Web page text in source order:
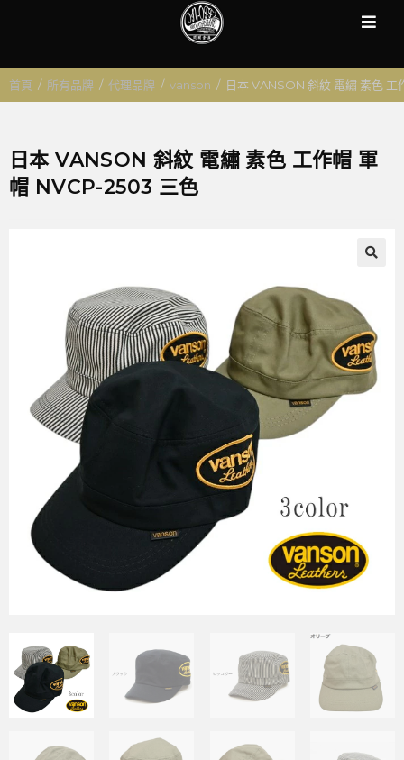
首頁 / 所有品牌 / 代理品牌 / vanson / 日本 VANSON 斜紋 電繡 素色
日本 VANSON 斜紋 電繡 素色 工作帽 軍
帽 NVCP-2503 三色